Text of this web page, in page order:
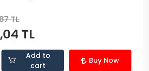
TL
TL
Add to
cart
Buy Now